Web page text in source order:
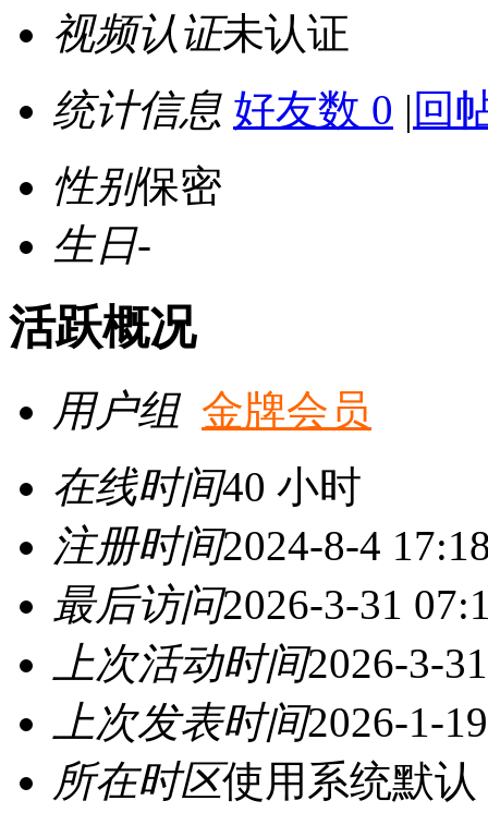
视频认证未认证
统计信息 好友数 0 | 回
性别保密
生日-
活跃概况
用户组 金牌会员
在线时间40 小时
注册时间2024-8-4
最后访问2026-3-31
上次活动时间2026-3-
上次发表时间2026-1-
所在时区使用系统默认